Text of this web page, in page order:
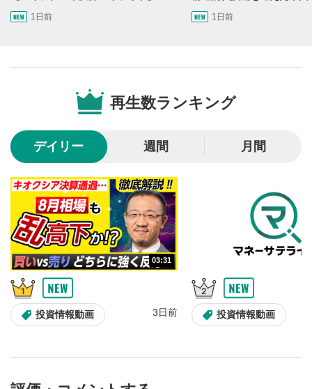
スライダーを上下すると音量が調整できます。
動画が全画面で表示されます。再度クリックすると元
1日前 1日前
再生数ランキング
デイリー 週間 月間
03:31
投資情報動画 3日前 投資情報動画